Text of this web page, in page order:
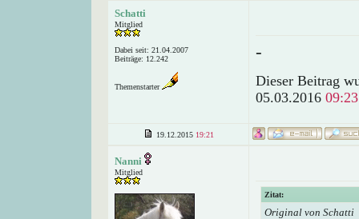
Schatti
Mitglied
Dabei seit: 21.04.2007
Beiträge: 12.242
Themenstarter
-
Dieser Beitrag
05.03.2016 09:23
19.12.2015 19:21
Nanni
Mitglied
Zitat:
Original von Schatti